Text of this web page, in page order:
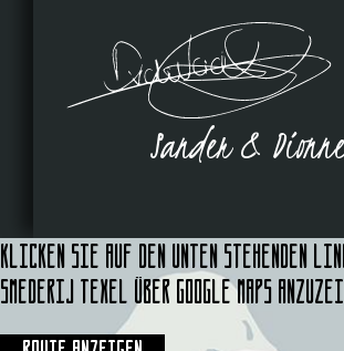
Sander & Dionne
Klicken Sie auf den unten stehenden
Smederij Texel über Google Maps